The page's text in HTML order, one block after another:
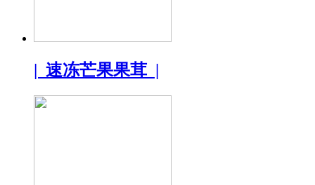
| 速冻芒果果茸 |